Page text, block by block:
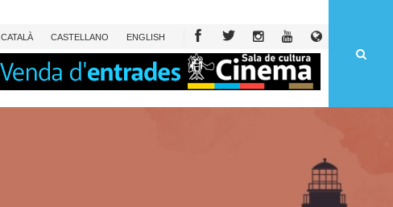
CATALÀ CASTELLANO ENGLISH